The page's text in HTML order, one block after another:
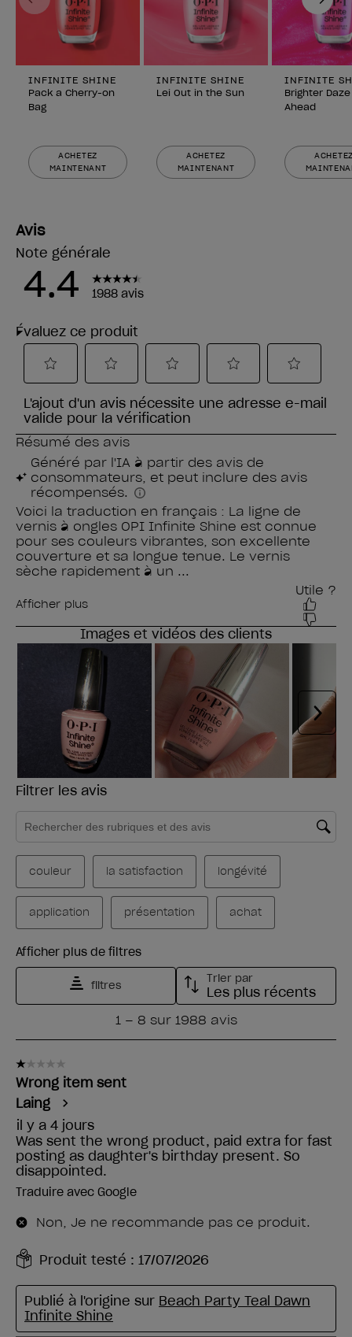
INFINITE SHINE
Pack a Cherry-on
Bag
ACHETEZ
MAINTENANT
INFINITE SHINE
Lei Out in the Sun
ACHETEZ
MAINTENANT
INFINITE
Brighter Daze
Ahead